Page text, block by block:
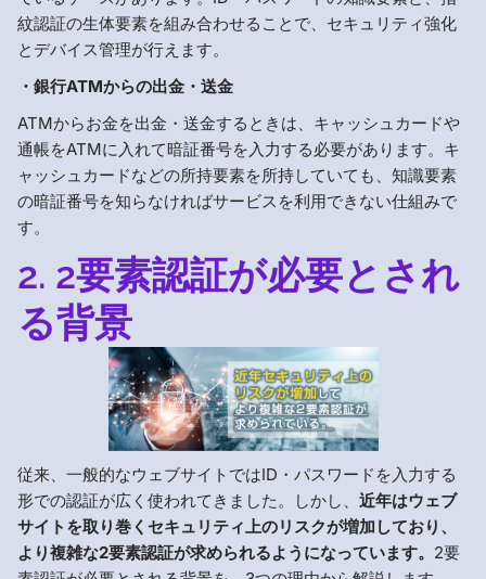
紋認証の生体要素を組み合わせることで、セキュリティ強化
とデバイス管理が行えます。
・銀行ATMからの出金・送金
ATMからお金を出金・送金するときは、キャッシュカードや
通帳をATMに入れて暗証番号を入力する必要があります。キ
ャッシュカードなどの所持要素を所持していても、知識要素
の暗証番号を知らなければサービスを利用できない仕組みで
す。
2. 2要素認証が必要とされ
る背景
従来、一般的なウェブサイトではID・パスワードを入力する
形での認証が広く使われてきました。しかし、 近年はウェブ
サイトを取り巻くセキュリティ上のリスクが増加しており、
より複雑な2要素認証が求められるようになっています。 2要